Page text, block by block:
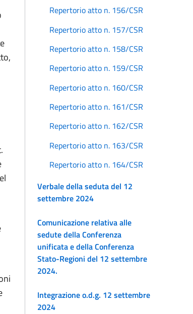
Repertorio atto n. 156/CSR
Repertorio atto n. 157/CSR
Repertorio atto n. 158/CSR
Repertorio atto n. 159/CSR
Repertorio atto n. 160/CSR
Repertorio atto n. 161/CSR
Repertorio atto n. 162/CSR
Repertorio atto n. 163/CSR
Repertorio atto n. 164/CSR
Verbale della seduta del 12
settembre 2024
Comunicazione relativa alle
sedute della Conferenza
unificata e della Conferenza
Stato-Regioni del 12 settembre
2024.
Integrazione o.d.g. 12 settembre
2024